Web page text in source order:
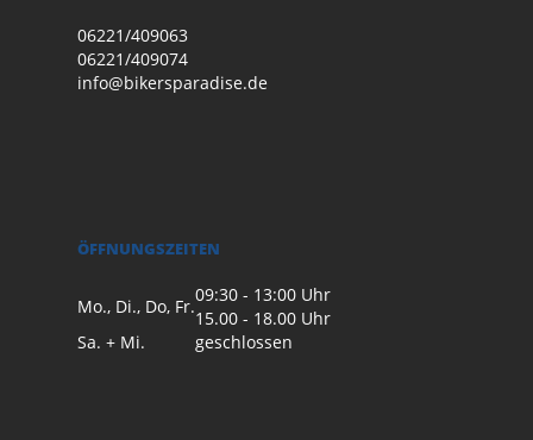
06221/409063
06221/409074
info@bikersparadise.de
ÖFFNUNGSZEITEN
Mo., Di., Do, Fr.
09:30 - 13:00 Uhr
15.00 - 18.00 Uhr
Sa. + Mi.
geschlossen